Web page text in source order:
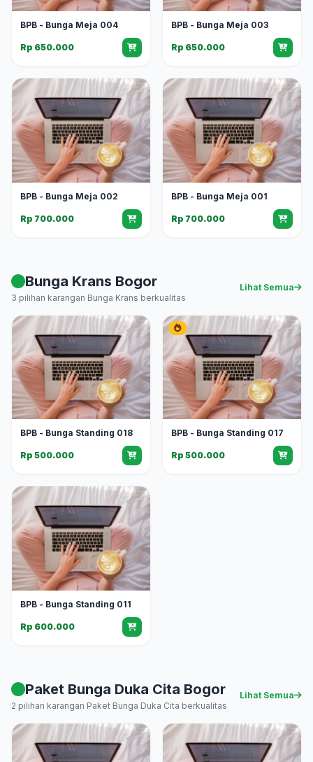
BPB - Bunga Meja 004
Rp 650.000
BPB - Bunga Meja 003
Rp 650.000
BPB - Bunga Meja 002
Rp 700.000
BPB - Bunga Meja 001
Rp 700.000
Bunga Krans Bogor
3 pilihan karangan Bunga Krans berkualitas
Lihat Semua
BPB - Bunga Standing 018
Rp 500.000
BPB - Bunga Standing 017
Rp 500.000
BPB - Bunga Standing 011
Rp 600.000
Paket Bunga Duka Cita Bogor
2 pilihan karangan Paket Bunga Duka Cita berkualitas
Lihat Semua